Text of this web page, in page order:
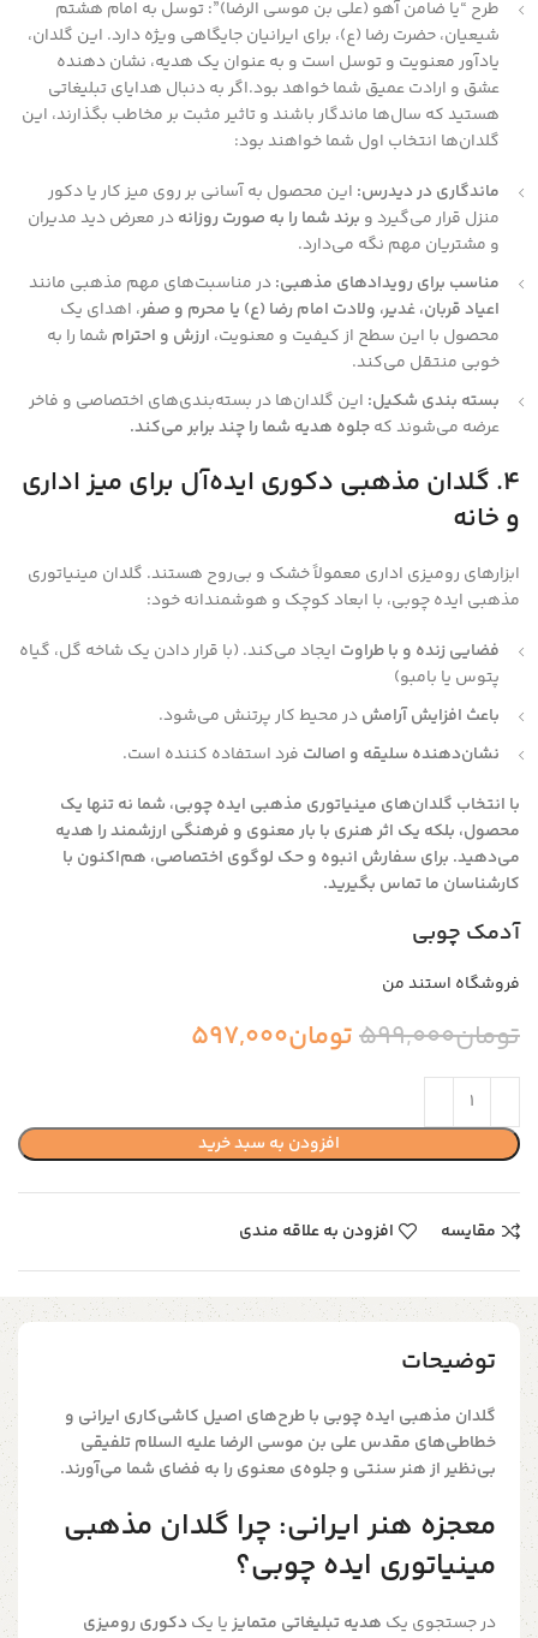
طرح “یا ضامن آهو (علی بن موسی الرضا)”: توسل به امام هشتم
شیعیان، حضرت رضا (ع)، برای ایرانیان جایگاهی ویژه دارد. این گلدان،
یادآور معنویت و توسل است و به عنوان یک هدیه، نشان دهنده
عشق و ارادت عمیق شما خواهد بود.اگر به دنبال هدایای تبلیغاتی
هستید که سال‌ها ماندگار باشند و تاثیر مثبت بر مخاطب بگذارند، این
گلدان‌ها انتخاب اول شما خواهند بود:
ماندگاری در دیدرس: این محصول به آسانی بر روی میز کار یا دکور
منزل قرار می‌گیرد و برند شما را به صورت روزانهدر معرض دید مدیران
و مشتریان مهم نگه می‌دارد.
مناسب برای رویدادهای مذهبی:در مناسبت‌های مهم مذهبی مانند
اعیاد قربان، غدیر، ولادت امام رضا (ع) یا محرم و صفر، اهدای یک
محصول با این سطح از کیفیت و معنویت، ارزش و احترام شما را به
خوبی منتقل می‌کند.
بسته بندی شکیل: این گلدان‌ها در بسته‌بندی‌های اختصاصی و فاخر
عرضه می‌شوند کهجلوه هدیه شما را چند برابر می‌کند.
۴. گلدان مذهبی دکوری ایده‌آل برای میز اداری
و خانه
ابزارهای رومیزی اداری معمولاً خشک و بی‌روح هستند. گلدان مینیاتوری
مذهبی ایده چوبی، با ابعاد کوچک و هوشمندانه خود:
فضایی زنده و با طراوت ایجاد می‌کند. (با قرار دادن یک شاخه گل، گیاه
پتوس یا بامبو)
باعث افزایش آرامشدر محیط کار پرتنش می‌شود.
نشان‌دهنده سلیقه و اصالت فرد استفاده کننده است.
با انتخاب گلدان‌های مینیاتوری مذهبی ایده چوبی، شما نه تنها یک
محصول، بلکه یک اثر هنری با بار معنوی و فرهنگی ارزشمند را هدیه
می‌دهید. برای سفارش انبوه و حک لوگوی اختصاصی، هم‌اکنون با
کارشناسان ما تماس بگیرید.
آدمک چوبی
فروشگاه استند من
تومان599,000تومان597,000
افزودن به سبد خرید
مقایسه افزودن به علاقه مندی
توضیحات
گلدان مذهبی ایده چوبی با طرح‌های اصیل کاشی‌کاری ایرانی و
خطاطی‌های مقدسعلی بن موسی الرضا علیه السلامتلفیقی
بی‌نظیر از هنر سنتی و جلوه‌ی معنوی را به فضای شما می‌آورند.
معجزه هنر ایرانی: چرا گلدان مذهبی
مینیاتوری ایده چوبی؟
در جستجوی یک هدیه تبلیغاتی متمایزیا یک دکوری رومیزی